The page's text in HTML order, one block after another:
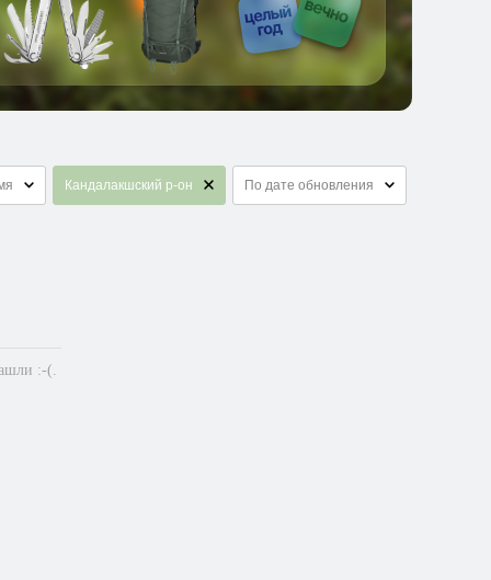
Кандалакшский р-он По дате обновления
:-(.